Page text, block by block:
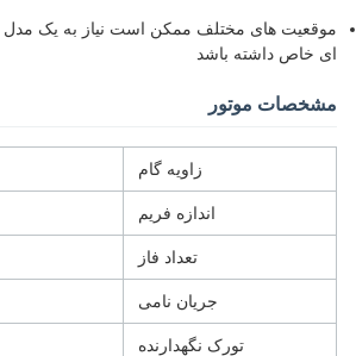
موقعیت های مختلف ممکن است نیاز به یک مدل
ای خاص داشته باشد
مشخصات موتور
زاویه گام
اندازه فریم
تعداد فاز
جریان نامی
تورک نگهدارنده